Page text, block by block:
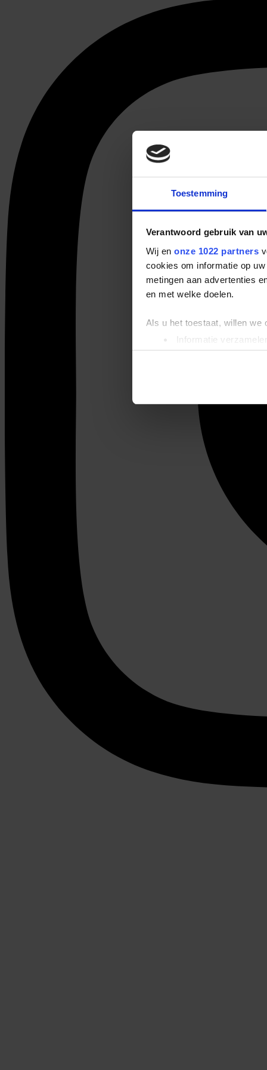
Toestemming
Verantwoord gebruik van
Wij en onze 1022 partners
cookies om informatie op
metingen aan advertenties
en met welke doelen.
Als u het toestaat, willen we
Informatie
Uw apparaat
Lees meer over hoe uw
We gebruiken cookies om
websiteverkeer te
media, adverteren en
verstrekt of die ze hebben